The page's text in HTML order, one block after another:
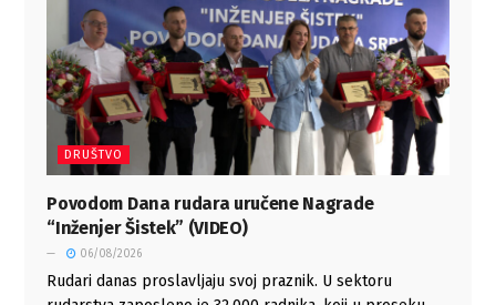
DRUŠTVO
Povodom Dana rudara uručene Nagrade
“Inženjer Šistek” (VIDEO)
06/08/2026
Rudari danas proslavljaju svoj praznik. U sektoru